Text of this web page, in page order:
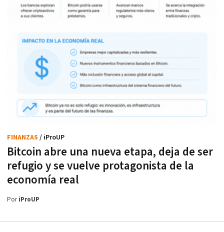
Bitcoin abre una nueva etapa, deja de ser
refugio y se vuelve protagonista de la
economía real
FINANZAS / iProUP
PoriProUP